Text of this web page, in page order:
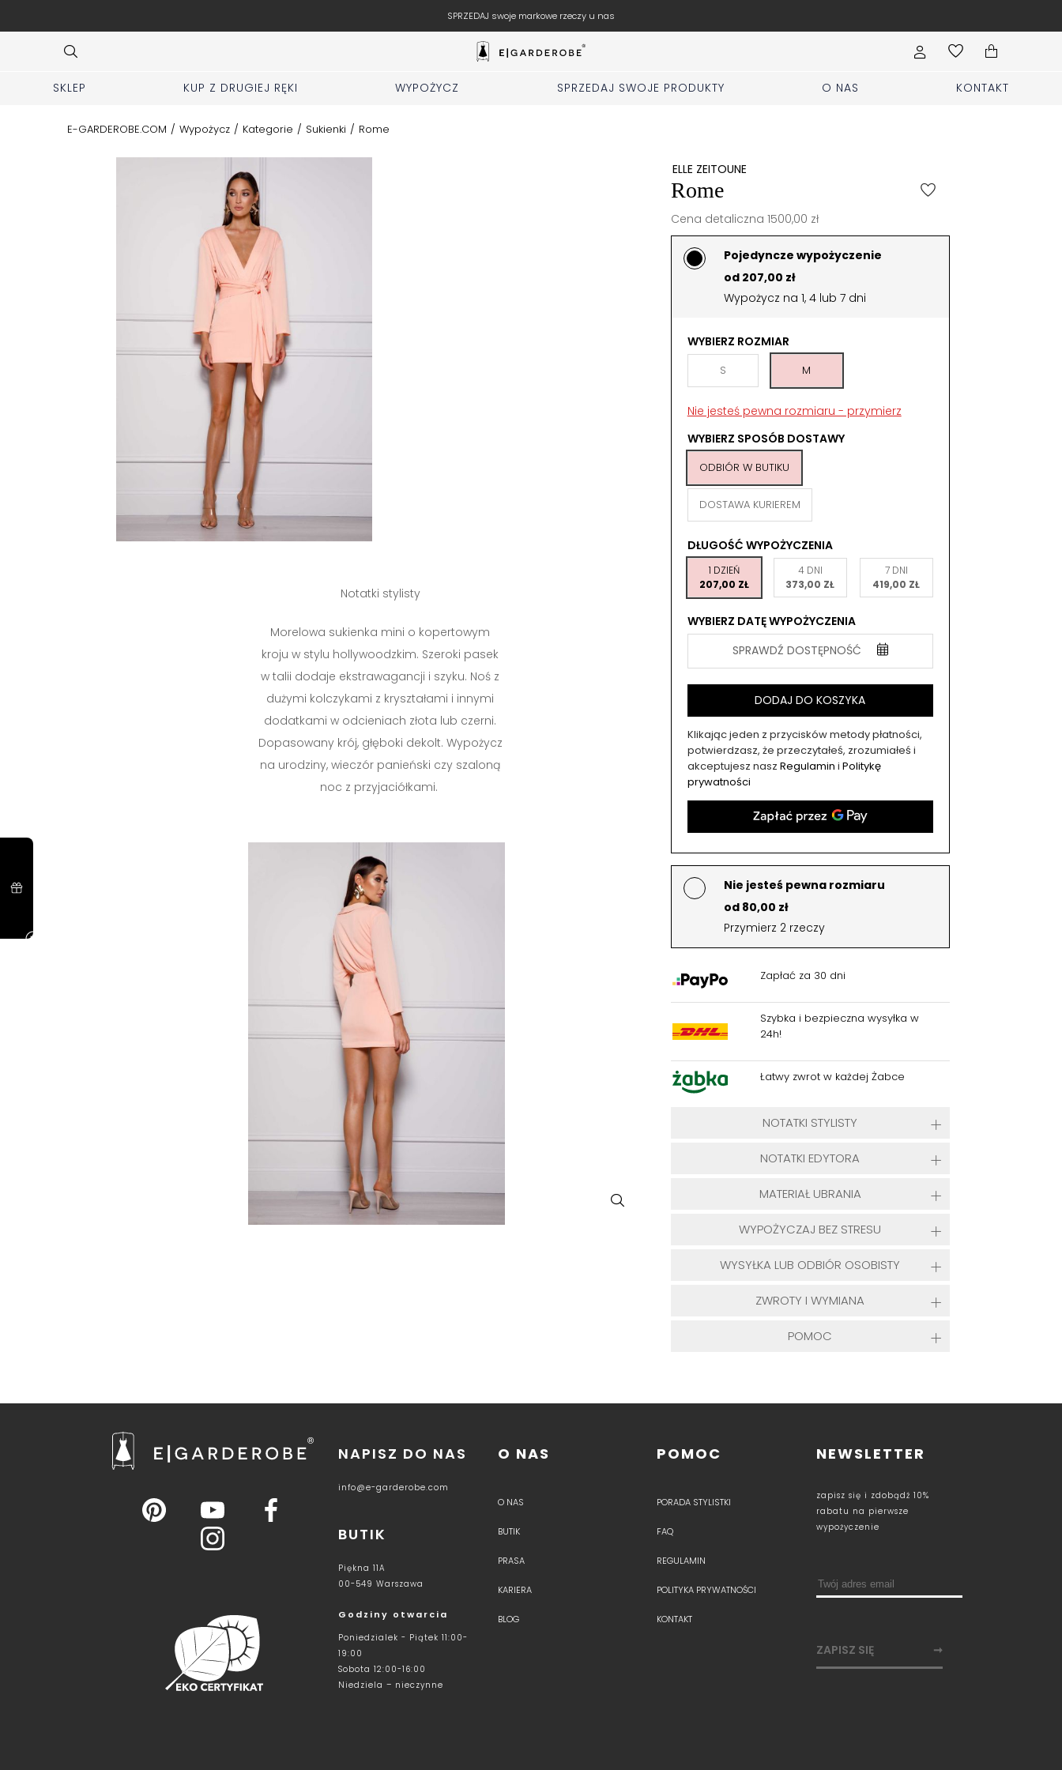
SPRZEDAJ swoje markowe rzeczy u nas
SKLEP KUP Z DRUGIEJ RĘKI WYPOŻYCZ SPRZEDAJ SWOJE PRODUKTY O NAS KONTAKT
E-GARDEROBE.COM / Wypożycz / Kategorie / Sukienki / Rome
Notatki stylisty
Morelowa sukienka mini o kopertowym
kroju w stylu hollywoodzkim. Szeroki pasek
w talii dodaje ekstrawagancji i szyku. Noś z
dużymi kolczykami z kryształami i innymi
dodatkami w odcieniach złota lub czerni.
Dopasowany krój, głęboki dekolt. Wypożycz
na urodziny, wieczór panieński czy szaloną
noc z przyjaciółkami.
ELLE ZEITOUNE
Rome
Cena detaliczna 1500,00 zł
Pojedyncze wypożyczenie
od 207,00 zł
Wypożycz na 1, 4 lub 7 dni
WYBIERZ ROZMIAR
S M
Nie jesteś pewna rozmiaru - przymierz
WYBIERZ SPOSÓB DOSTAWY
ODBIÓR W BUTIKU
DOSTAWA KURIEREM
DŁUGOŚĆ WYPOŻYCZENIA
1 DZIEŃ
207,00 ZŁ
4 DNI
373,00 ZŁ
7 DNI
419,00 ZŁ
WYBIERZ DATĘ WYPOŻYCZENIA
SPRAWDŹ DOSTĘPNOŚĆ
DODAJ DO KOSZYKA
Klikając jeden z przycisków metody płatności,
potwierdzasz, że przeczytałeś, zrozumiałeś i
akceptujesz nasz Regulamin i Politykę
prywatności
Nie jesteś pewna rozmiaru
od 80,00 zł
Przymierz 2 rzeczy
Zapłać za 30 dni
Szybka i bezpieczna wysyłka w
24h!
Łatwy zwrot w każdej Żabce
NOTATKI STYLISTY
NOTATKI EDYTORA
MATERIAŁ UBRANIA
WYPOŻYCZAJ BEZ STRESU
WYSYŁKA LUB ODBIÓR OSOBISTY
ZWROTY I WYMIANA
POMOC
NAPISZ DO NAS
info@e-garderobe.com
BUTIK
Piękna 11A
00-549 Warszawa
Godziny otwarcia
Poniedzialek - Piątek 11:00-
19:00
Sobota 12:00-16:00
Niedziela – nieczynne
O NAS
O NAS
BUTIK
PRASA
KARIERA
BLOG
POMOC
PORADA STYLISTKI
FAQ
REGULAMIN
POLITYKA PRYWATNOŚCI
KONTAKT
NEWSLETTER
zapisz się i zdobądź 10%
rabatu na pierwsze
wypożyczenie
ZAPISZ SIĘ ➞